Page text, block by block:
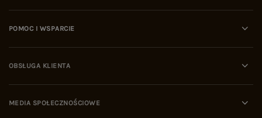
POMOC I WSPARCIE
OBSŁUGA KLIENTA
MEDIA SPOŁECZNOŚCIOWE